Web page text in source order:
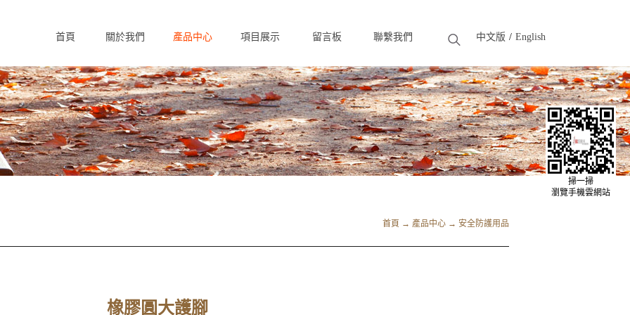
中文版 English
首頁
Home
關於我們
About us
產品中心
Products
項目展示
Case
留言板
Feedback
聯繫我們
Contact
首頁 → 產品中心 → 安全防護用品
橡膠圓大護腳
掃一掃
瀏覽手機雲網站